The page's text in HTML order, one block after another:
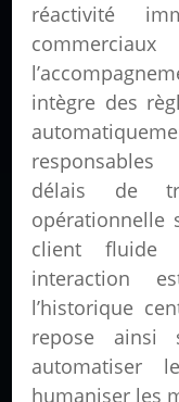
réactivité
intègre des
délais de
opérationnelle
client fluide
interaction
l’historique
repose ainsi
automatiser
humaniser les